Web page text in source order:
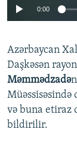
Auto
0:00
Azərbaycan
Daşkəsən
Məmmədzadə
Müəssisəsində
və buna etiraz
bildirilir.